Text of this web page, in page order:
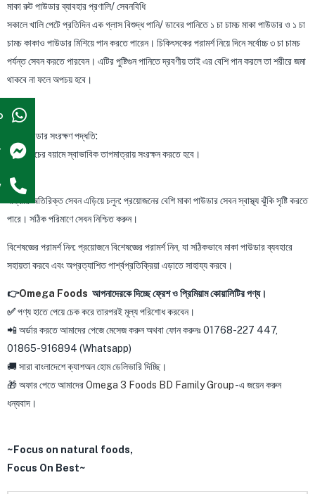
মাকা রুট পাউডার ব্যাবহার প্রণালি/ সেবনবিধি
সকালে খালি পেটে প্রতিদিন এক গ্লাস বিশুদ্ধ পানি/ ডাবের পানিতে ১ চা চামচ মাকা পাউডার ও ১ চা
চামচ কাকাও পাউডার মিশিয়ে পান করতে পারেন। চিকিৎসকের পরামর্শ নিয়ে দিনে সর্বোচ্চ ৩ চা চামচ
পর্যন্ত সেবন করতে পারবেন। এটির পুষ্টিগুন পানিতে দ্রবণীয় তাই এর বেশি পান করলে তা শরীরে জমা
থাকবে না ফলে অপচয় হবে।
মাকা পাউডার সংরক্ষণ পদ্ধতি:
একটি কাঁচের বয়ামে স্বাভাবিক তাপমাত্রায় সংরক্ষন করতে হবে।
সতর্কতা:
মাত্রার অতিরিক্ত সেবন এড়িয়ে চলুন: প্রয়োজনের বেশি মাকা পাউডার সেবন স্বাস্থ্য ঝুঁকি সৃষ্টি করতে
পারে। সঠিক পরিমাণে সেবন নিশ্চিত করুন।
বিশেষজ্ঞের পরামর্শ নিন: প্রয়োজনে বিশেষজ্ঞের পরামর্শ নিন, যা সঠিকভাবে মাকা পাউডার ব্যবহারে
সহায়তা করবে এবং অপ্রত্যাশিত পার্শ্বপ্রতিক্রিয়া এড়াতে সাহায্য করবে।
👉Omega Foods আপনাদেরকে দিচ্ছে ফ্রেশ ও প্রিমিয়াম কোয়ালিটির পণ্য।
✅পণ্য হাতে পেয়ে চেক করে তারপরই মূল্য পরিশোধ করবেন।
📲 অর্ডার করতে আমাদের পেজে মেসেজ করুন অথবা ফোন করুনঃ 01768-227 447,
01865-916894 (Whatsapp)
🚚 সারা বাংলাদেশে ক্যাশঅন হোম ডেলিভারি দিচ্ছি।
🎁 অফার পেতে আমাদেরOmega 3 Foods BD Family Group-এ জয়েন করুন
ধন্যবাদ।
~Focus on natural foods,
Focus On Best~